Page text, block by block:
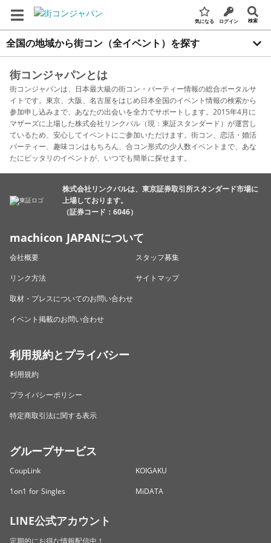
気になる ログイン 検索
全国の地域から街コン（全イベント）を探す
街コンジャパンとは
街コンジャパンは、日本最大級の街コン・パーティー情報の総合ポータルサ
イトです。東京、大阪、名古屋をはじめ日本全国のイベント情報の検索から
参加申し込みまで、あなたの出会いを全力でサポートします。2015年4月に
マザーズに上場した株式会社リンクバル（現：東証スタンダード）が運営し
ているため、安心してイベントにご参加いただけます。街コン、恋活・婚活
パーティー、趣味コンはもちろん、合コン形式の少人数イベントまで、あな
たにピッタリのイベントが、いつでも簡単に探せます。
株式会社リンクバルは、東京証券取引所スタンダード市場に
上場しております。
（証券コード：6046）
machicon JAPANについて
会社概要
スタッフ募集
リンク方法
サイトマップ
取材・プレスについてのお問い合わせ
イベント掲載のお問い合わせ
利用規約とプライバシー
利用規約
プライバシーポリシー
特定商取引法に関する表示
グループサービス
CoupLink
KOIGAKU
1on1 for Singles
MiDATA
LINE公式アカウント
定期的にお得な情報配信中！